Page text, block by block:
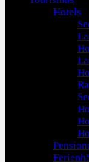
Hotels